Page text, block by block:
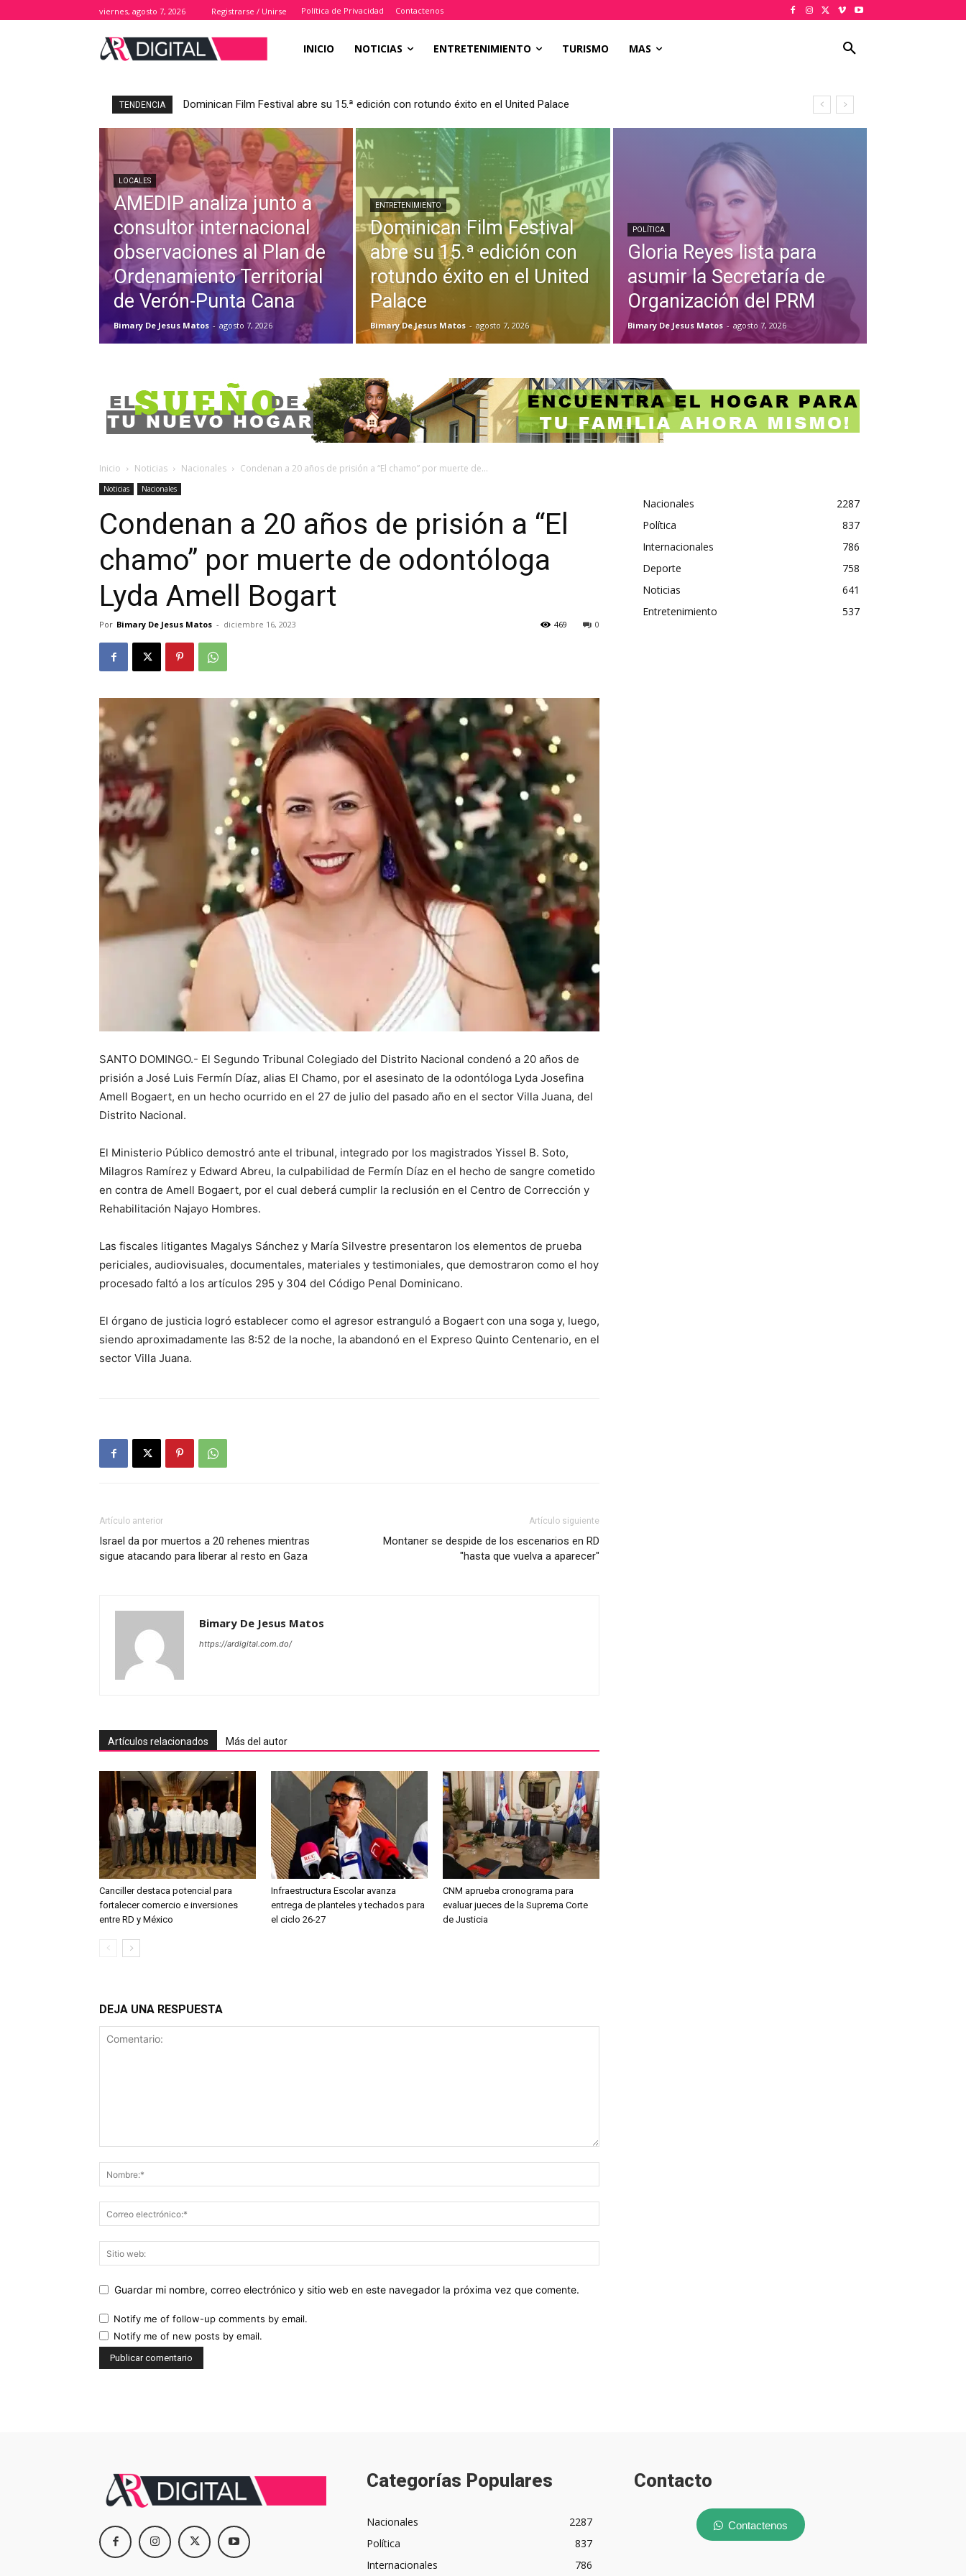
viernes, agosto 7, 2026 Registrarse / Unirse Política de Privacidad Contactenos
INICIO NOTICIAS ENTRETENIMIENTO TURISMO MAS
TENDENCIA Dominican Film Festival abre su 15.ª edición con rotundo éxito en el United Palace
LOCALES
AMEDIP analiza junto a
consultor internacional
observaciones al Plan de
Ordenamiento Territorial
de Verón-Punta Cana
Bimary De Jesus Matos - agosto 7, 2026
ENTRETENIMIENTO
Dominican Film Festival
abre su 15.ª edición con
rotundo éxito en el United
Palace
Bimary De Jesus Matos - agosto 7, 2026
POLÍTICA
Gloria Reyes lista para
asumir la Secretaría de
Organización del PRM
Bimary De Jesus Matos - agosto 7, 2026
Inicio Noticias Nacionales Condenan a 20 años de prisión a “El chamo” por muerte de...
Noticias Nacionales
Condenan a 20 años de prisión a “El
chamo” por muerte de odontóloga
Lyda Amell Bogart
Por Bimary De Jesus Matos - diciembre 16, 2023 0
469
SANTO DOMINGO.- El Segundo Tribunal Colegiado del Distrito Nacional condenó a 20 años de
prisión a José Luis Fermín Díaz, alias El Chamo, por el asesinato de la odontóloga Lyda Josefina
Amell Bogaert, en un hecho ocurrido en el 27 de julio del pasado año en el sector Villa Juana, del
Distrito Nacional.
El Ministerio Público demostró ante el tribunal, integrado por los magistrados Yissel B. Soto,
Milagros Ramírez y Edward Abreu, la culpabilidad de Fermín Díaz en el hecho de sangre cometido
en contra de Amell Bogaert, por el cual deberá cumplir la reclusión en el Centro de Corrección y
Rehabilitación Najayo Hombres.
Las fiscales litigantes Magalys Sánchez y María Silvestre presentaron los elementos de prueba
periciales, audiovisuales, documentales, materiales y testimoniales, que demostraron como el hoy
procesado faltó a los artículos 295 y 304 del Código Penal Dominicano.
El órgano de justicia logró establecer como el agresor estranguló a Bogaert con una soga y, luego,
siendo aproximadamente las 8:52 de la noche, la abandonó en el Expreso Quinto Centenario, en el
sector Villa Juana.
Artículo anterior
Israel da por muertos a 20 rehenes mientras
sigue atacando para liberar al resto en Gaza
Artículo siguiente
Montaner se despide de los escenarios en RD
"hasta que vuelva a aparecer"
Bimary De Jesus Matos
https://ardigital.com.do/
Artículos relacionados Más del autor
Canciller destaca potencial para
fortalecer comercio e inversiones
entre RD y México
Infraestructura Escolar avanza
entrega de planteles y techados para
el ciclo 26-27
CNM aprueba cronograma para
evaluar jueces de la Suprema Corte
de Justicia
DEJA UNA RESPUESTA
Guardar mi nombre, correo electrónico y sitio web en este navegador la próxima vez que comente.
Notify me of follow-up comments by email.
Notify me of new posts by email.
Nacionales
2287
Política
837
Internacionales
786
Deporte
758
Noticias
641
Entretenimiento
537
Categorías Populares
Nacionales
2287
Política
837
Internacionales
786
Contacto
Contactenos